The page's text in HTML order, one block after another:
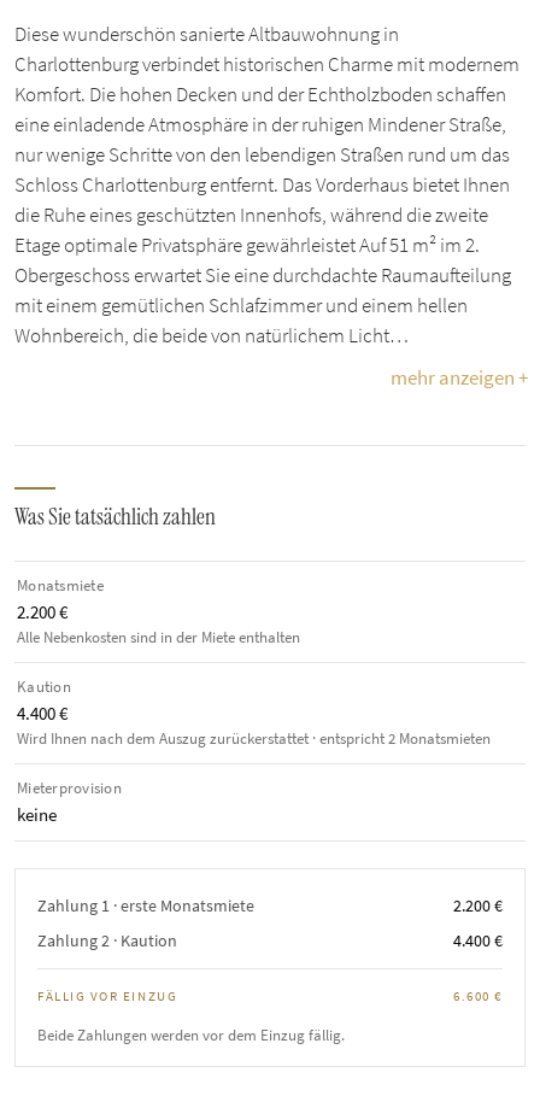
Diese wunderschön sanierte Altbauwohnung in
Charlottenburg verbindet historischen Charme mit modernem
Komfort. Die hohen Decken und der Echtholzboden schaffen
eine einladende Atmosphäre in der ruhigen Mindener Straße,
nur wenige Schritte von den lebendigen Straßen rund um das
Schloss Charlottenburg entfernt. Das Vorderhaus bietet Ihnen
die Ruhe eines geschützten Innenhofs, während die zweite
Etage optimale Privatsphäre gewährleistet Auf 51 m² im 2.
Obergeschoss erwartet Sie eine durchdachte Raumaufteilung
mit einem gemütlichen Schlafzimmer und einem hellen
Wohnbereich, die beide von natürlichem Licht…
mehr anzeigen +
Was Sie tatsächlich zahlen
Monatsmiete
2.200 €
Alle Nebenkosten sind in der Miete enthalten
Kaution
4.400 €
Wird Ihnen nach dem Auszug zurückerstattet · entspricht 2 Monatsmieten
Mieterprovision
keine
Zahlung 1 · erste Monatsmiete
2.200 €
Zahlung 2 · Kaution
4.400 €
FÄLLIG VOR EINZUG 6.600 €
Beide Zahlungen werden vor dem Einzug fällig.